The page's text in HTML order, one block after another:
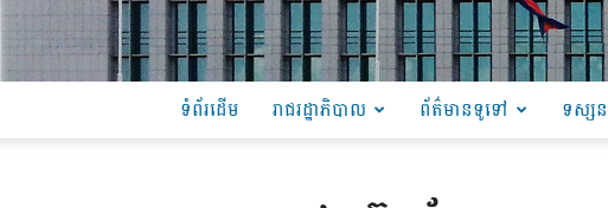
ទំព័រដើម រាជរដ្ឋាភិបាល ព័ត៌មានទូទៅ ទស្ស